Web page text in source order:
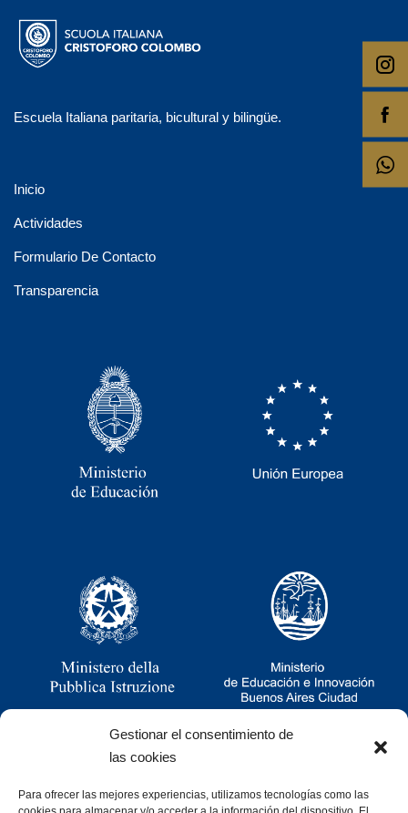
Gestionar el consentimiento de
las cookies
Para ofrecer las mejores experiencias, utilizamos tecnologías como las
Escuela Italiana paritaria, bicultural y bilingüe.
Inicio
Actividades
Formulario De Contacto
Transparencia
Ramsay 2251, CABA, Argentina